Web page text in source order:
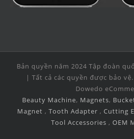
Bản quyền năm 2024 Tập đoàn
| Tất cả các quyền được bảo
Dowedo
Beauty Machine, Magnets,
Magnet , Tooth Adapter , Cutting
Tool Accessories , OEM